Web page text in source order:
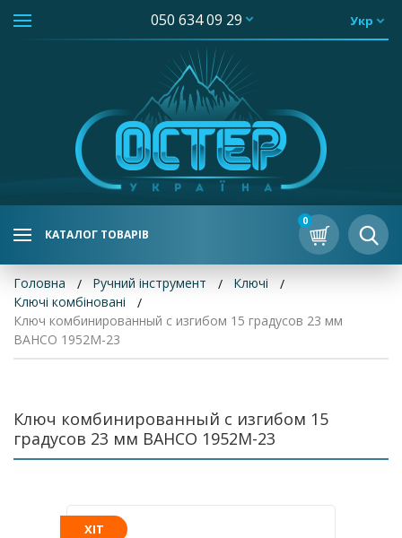
050 634 09 29 Укр
КАТАЛОГ ТОВАРІВ
0
Головна Ручний інструмент
Ключі
Ключі комбіновані
Ключ комбинированный с изгибом 15 градусов 23 мм
BAHCO 1952M-23
Ключ комбинированный с изгибом 15
градусов 23 мм BAHCO 1952M-23
ХІТ